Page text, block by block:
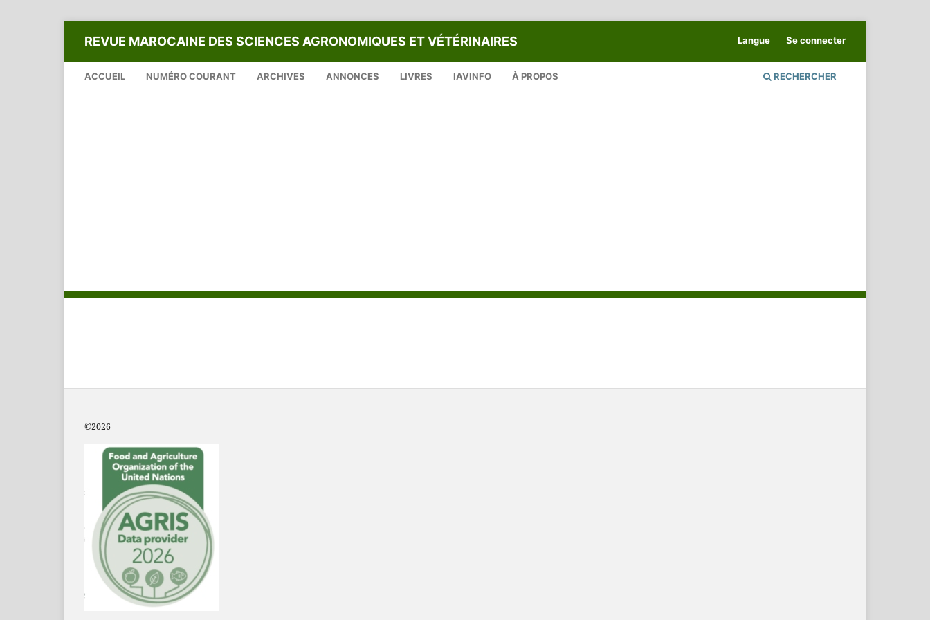
REVUE MAROCAINE DES SCIENCES AGRONOMIQUES ET VÉTÉRINAIRES
ACCUEIL NUMÉRO COURANT ARCHIVES ANNONCES LIVRES IAVINFO À PROPOS RECHERCHER
Langue Se connecter
©2026